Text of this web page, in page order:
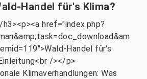
Handel für's Klima?
href="index.php?
Handel für's
/></p>
Klimaverhandlungen: Was